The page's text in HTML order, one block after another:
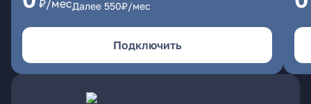
₽/месДалее 550₽/мес
Подключить